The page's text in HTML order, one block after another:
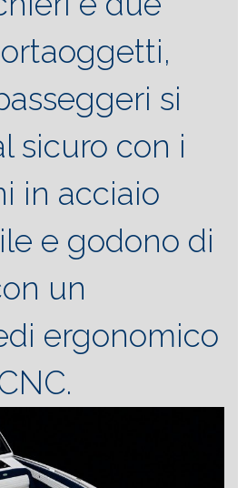
si
sicuro con i
in acciaio
e godono di
un
ergonomico